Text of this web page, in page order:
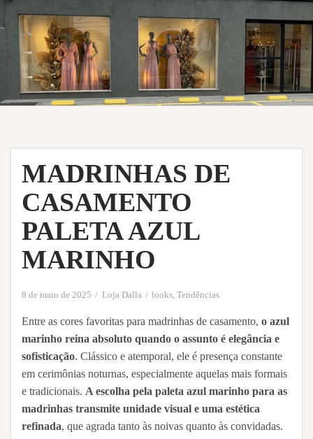
MADRINHAS DE
CASAMENTO
PALETA AZUL
MARINHO
8 de maio de 2025 Loja Dalla looks Tendências
Entre as cores favoritas para madrinhas de casamento, o azul
marinho reina absoluto quando o assunto é elegância e
sofisticação. Clássico e atemporal, ele é presença constante
em cerimônias noturnas, especialmente aquelas mais formais
e tradicionais. A escolha pela paleta azul marinho para as
madrinhas transmite unidade visual e uma estética
refinada, que agrada tanto às noivas quanto às convidadas.